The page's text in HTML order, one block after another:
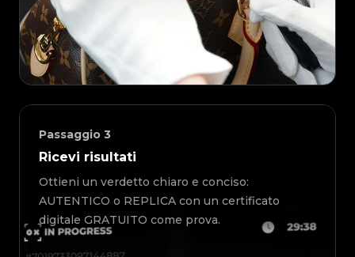
Passaggio 3
Ricevi risultati
Ottieni un verdetto chiaro e conciso:
AUTENTICO o REPLICA con un certificato
digitale GRATUITO come prova.